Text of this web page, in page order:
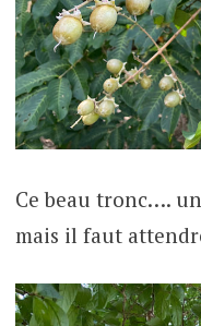
Ce beau tronc….
mais il faut